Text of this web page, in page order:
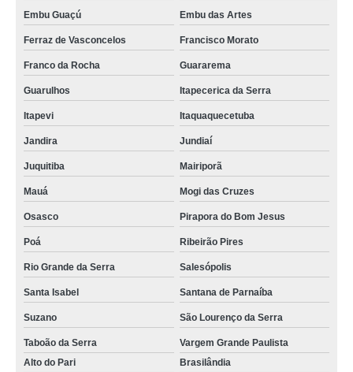
Embu Guaçú Embu das Artes
Ferraz de Vasconcelos Francisco Morato
Franco da Rocha Guararema
Guarulhos Itapecerica da Serra
Itapevi Itaquaquecetuba
Jandira Jundiaí
Juquitiba Mairiporã
Mauá Mogi das Cruzes
Osasco Pirapora do Bom Jesus
Poá Ribeirão Pires
Rio Grande da Serra Salesópolis
Santa Isabel Santana de Parnaíba
Suzano São Lourenço da Serra
Taboão da Serra
Vargem Grande Paulista
Alto do Pari
Brasilândia